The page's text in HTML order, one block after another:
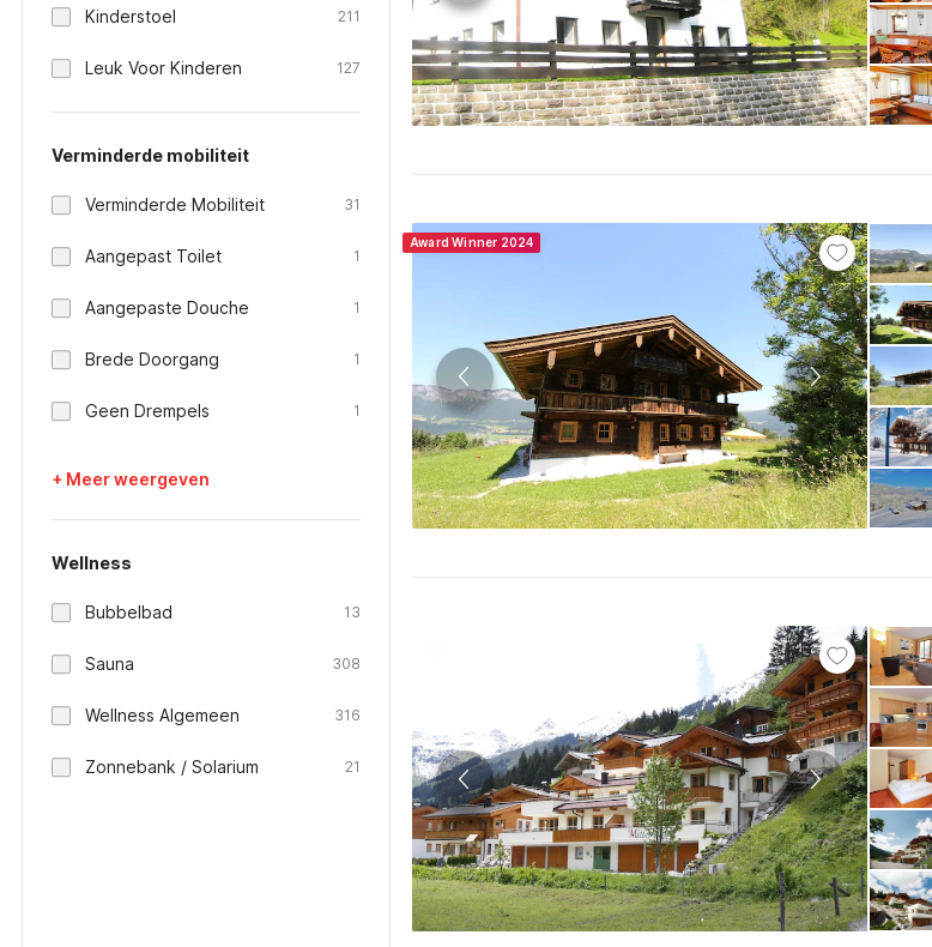
Kinderstoel 211
Leuk Voor Kinderen 127
Verminderde mobiliteit
Verminderde Mobiliteit 31
Aangepast Toilet 1
Aangepaste Douche 1
Brede Doorgang 1
Geen Drempels 1
+ Meer weergeven
Wellness
Bubbelbad 13
Sauna 308
Wellness Algemeen 316
Zonnebank / Solarium 21
Award Winner 2024